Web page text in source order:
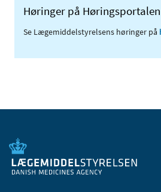
Høringer på Høringsportalen
Se Lægemiddelstyrelsens høringer på